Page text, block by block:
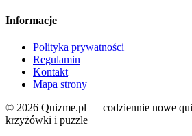
Informacje
Polityka prywatności
Regulamin
Kontakt
Mapa strony
© 2026 Quizme.pl — codziennie nowe
krzyżówki i puzzle